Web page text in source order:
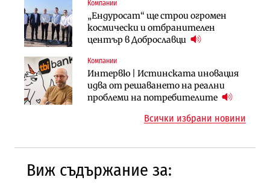
Компании
„Ендуросат“ ще строи огромен
космически и отбранителен
център в Доброславци
Компании
Интервю | Истинската иновация
идва от решаването на реални
проблеми на потребителите
Компании
„Хювефарма“ подписа договор за
придобиване на Euroapi Italy
Инфраструктура
АПИ възложи промяната на
парцеларния план за
Публични финанси
След 20 години застой: Данъчните
оценки на имотите може да бъдат
Инфраструктура
Вторият мост над Варненското
езеро става част от бъдещата
Всички избрани новини
Виж съдържание за: